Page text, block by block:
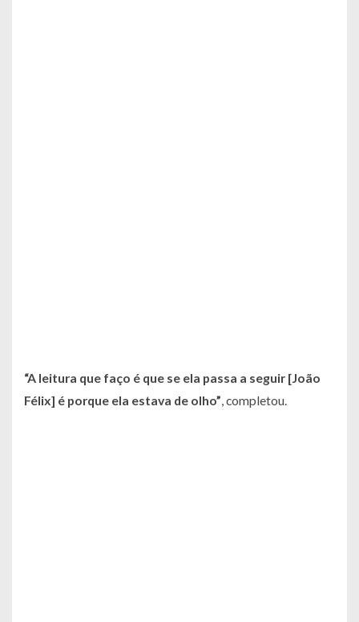
“A leitura que faço é que se ela passa a seguir [João
Félix] é porque ela estava de olho”, completou.